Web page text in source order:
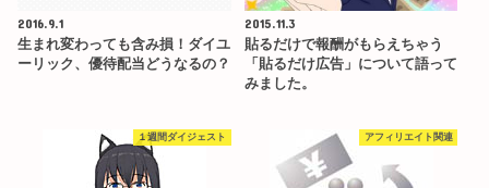
2016.9.1
生まれ変わっても含み損！ダイユ
ーリック、優待配当どうなるの？
2015.11.3
貼るだけで報酬がもらえちゃう
「貼るだけ広告」について語って
みました。
１週間ダイジェスト アフィリエイト関連